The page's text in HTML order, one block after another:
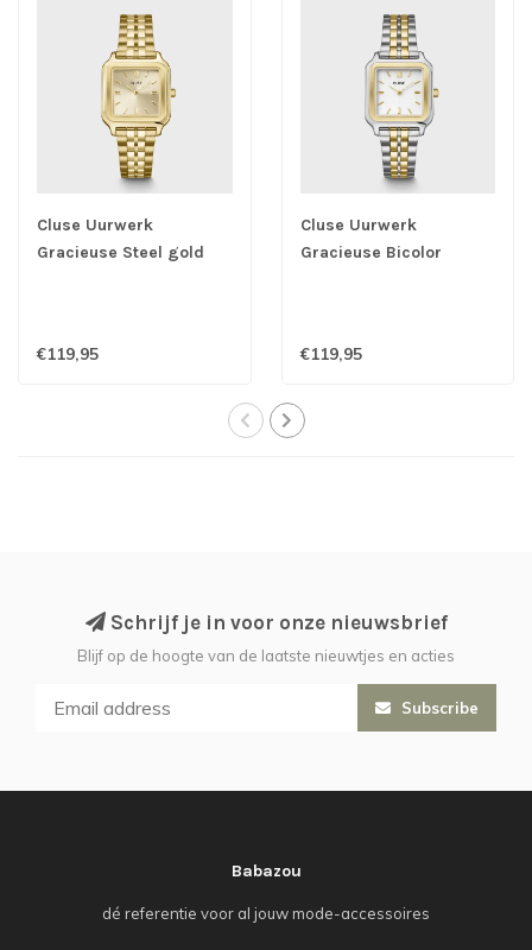
Cluse Uurwerk
Gracieuse Steel gold
€119,95
Cluse Uurwerk
Gracieuse Bicolor
€119,95
Schrijf je in voor onze nieuwsbrief
Blijf op de hoogte van de laatste nieuwtjes en acties
Subscribe
Babazou
dé referentie voor al jouw mode-accessoires